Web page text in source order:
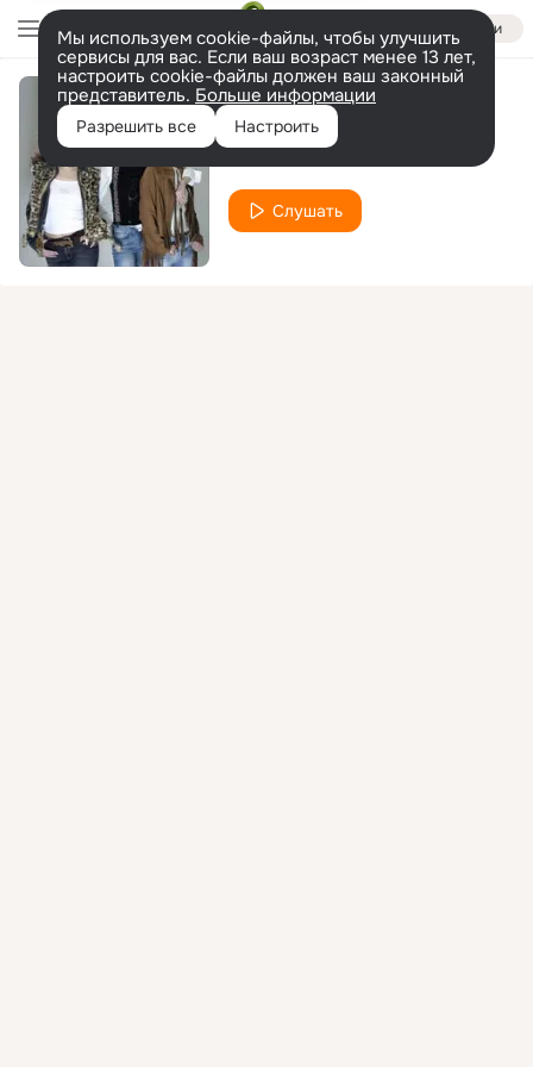
Войти
Мы используем cookie-файлы, чтобы улучшить
сервисы для вас. Если ваш возраст менее 13 лет,
настроить cookie-файлы должен ваш законный
представитель. Больше информации
Разрешить все Настроить
Тебя вспоминаю
Слушать